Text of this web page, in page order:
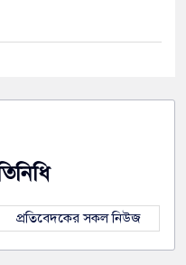
প্রতিবেদকের সকল নিউজ